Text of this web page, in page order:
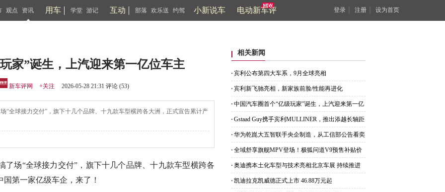
观点 资讯 用车 学堂 游记 互动 部落 欢乐送 约驾 小新说车 电动新车评 登录 注册 设为首页
家”诞生，上汽迎来第一亿位车主
新车评网 +关注 2026-05-28 21:31 评论 (53)
“全球接力交付”，旗下十几个品牌、十九款车型横跨各大洲，正式宣告累计产
了场“全球接力交付”，旗下十几个品牌、十九款车型横跨各
第一家亿级车企，来了！
相关新闻
宾利公布第四大车系，9月全球亮相
宾利新飞驰亮相，新家族前脸/性能再进化
中国汽车圈首个“亿级玩家”诞生，上汽迎来第一亿
位车主
Gstaad Guy携手宾利MULLINER，推出添越长轴距
CHALET版
华为乾崑大五智联手央企制造，从工信部公告看奕
派M8底气
全域舒享旗舰MPV登场！极狐问道V9预售补贴价
21.99万起
奥迪携本土化车型与技术亮相北京车展 持续推进
在华产品布局
凯迪拉克凯威德正式上市 46.88万元起